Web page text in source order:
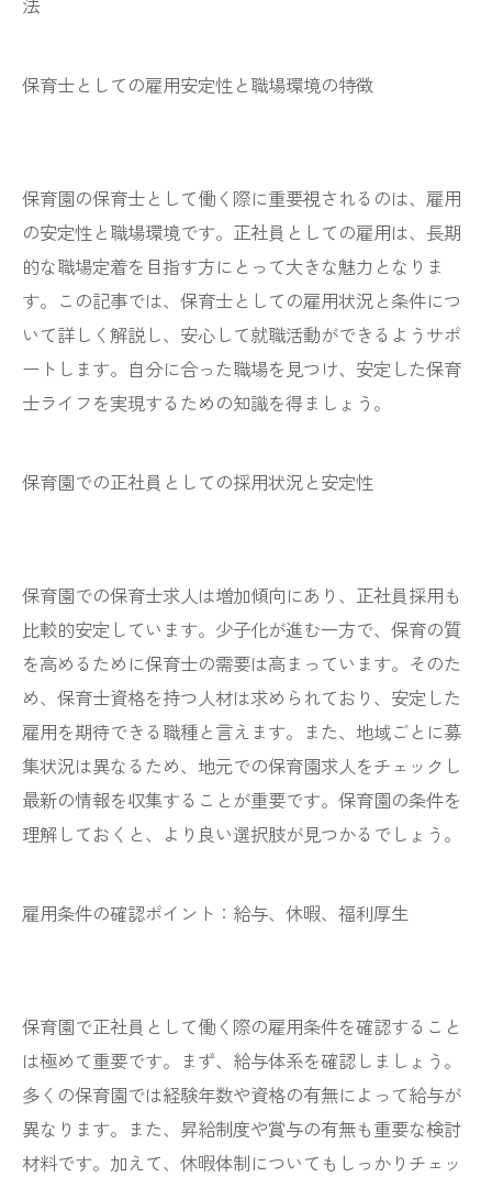
法
保育士としての雇用安定性と職場環境の特徴
保育園の保育士として働く際に重要視されるのは、雇用
の安定性と職場環境です。正社員としての雇用は、長期
的な職場定着を目指す方にとって大きな魅力となりま
す。この記事では、保育士としての雇用状況と条件につ
いて詳しく解説し、安心して就職活動ができるようサポ
ートします。自分に合った職場を見つけ、安定した保育
士ライフを実現するための知識を得ましょう。
保育園での正社員としての採用状況と安定性
保育園での保育士求人は増加傾向にあり、正社員採用も
比較的安定しています。少子化が進む一方で、保育の質
を高めるために保育士の需要は高まっています。そのた
め、保育士資格を持つ人材は求められており、安定した
雇用を期待できる職種と言えます。また、地域ごとに募
集状況は異なるため、地元での保育園求人をチェックし
最新の情報を収集することが重要です。保育園の条件を
理解しておくと、より良い選択肢が見つかるでしょう。
雇用条件の確認ポイント：給与、休暇、福利厚生
保育園で正社員として働く際の雇用条件を確認すること
は極めて重要です。まず、給与体系を確認しましょう。
多くの保育園では経験年数や資格の有無によって給与が
異なります。また、昇給制度や賞与の有無も重要な検討
材料です。加えて、休暇体制についてもしっかりチェッ